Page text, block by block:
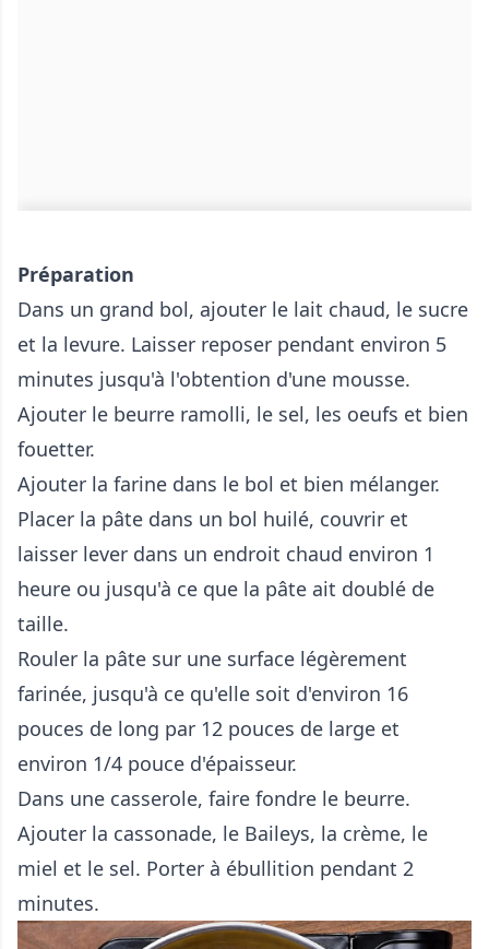
Préparation
Dans un grand bol, ajouter le lait chaud, le sucre
et la levure. Laisser reposer pendant environ 5
minutes jusqu'à l'obtention d'une mousse.
Ajouter le beurre ramolli, le sel, les oeufs et bien
fouetter.
Ajouter la farine dans le bol et bien mélanger.
Placer la pâte dans un bol huilé, couvrir et
laisser lever dans un endroit chaud environ 1
heure ou jusqu'à ce que la pâte ait doublé de
taille.
Rouler la pâte sur une surface légèrement
farinée, jusqu'à ce qu'elle soit d'environ 16
pouces de long par 12 pouces de large et
environ 1/4 pouce d'épaisseur.
Dans une casserole, faire fondre le beurre.
Ajouter la cassonade, le Baileys, la crème, le
miel et le sel. Porter à ébullition pendant 2
minutes.